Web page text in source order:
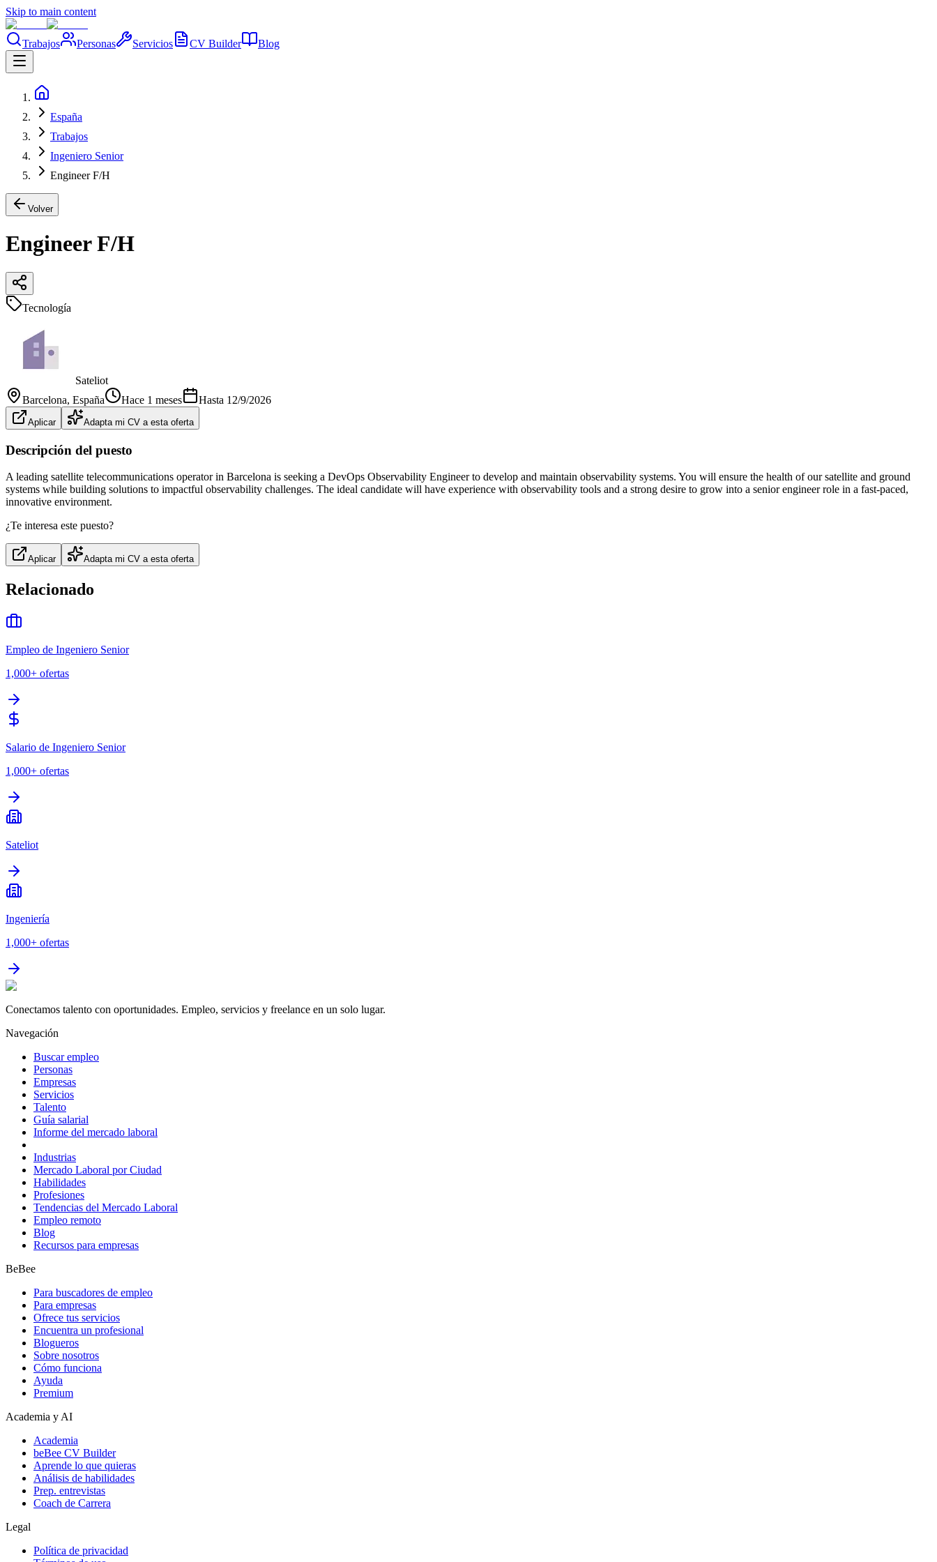
Skip to main content
Trabajos Personas Servicios CV Builder Blog
España
Trabajos
Ingeniero Senior
Engineer F/H
Volver
Engineer F/H
Tecnología
Sateliot
Barcelona, España Hace 1 meses Hasta 12/9/2026
Aplicar Adapta mi CV a esta oferta
Descripción del puesto
A leading satellite telecommunications operator in Barcelona is seeking a DevOps Observability Engineer to develop and maintain observability systems. You will ensure the health of our satellite and ground
systems while building solutions to impactful observability challenges. The ideal candidate will have experience with observability tools and a strong desire to grow into a senior engineer role in a fast-paced,
innovative environment.
¿Te interesa este puesto?
Aplicar Adapta mi CV a esta oferta
Relacionado
Empleo de Ingeniero Senior
1,000+ ofertas
Salario de Ingeniero Senior
1,000+ ofertas
Sateliot
Ingeniería
1,000+ ofertas
Conectamos talento con oportunidades. Empleo, servicios y freelance en un solo lugar.
Navegación
Buscar empleo
Personas
Empresas
Servicios
Talento
Guía salarial
Informe del mercado laboral
Industrias
Mercado Laboral por Ciudad
Habilidades
Profesiones
Tendencias del Mercado Laboral
Empleo remoto
Blog
Recursos para empresas
BeBee
Para buscadores de empleo
Para empresas
Ofrece tus servicios
Encuentra un profesional
Blogueros
Sobre nosotros
Cómo funciona
Ayuda
Premium
Academia y AI
Academia
beBee CV Builder
Aprende lo que quieras
Análisis de habilidades
Prep. entrevistas
Coach de Carrera
Legal
Política de privacidad